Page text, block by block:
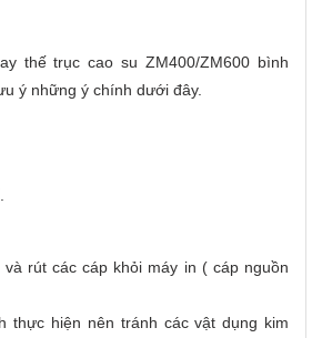
thế trục cao su ZM400/ZM600 bình
ý những ý chính dưới đây.
và rút các cáp khỏi máy in ( cáp nguồn
thực hiện nên tránh các vật dụng kim